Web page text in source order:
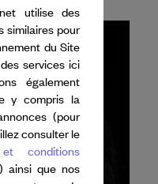
utilise des
similaires pour
du Site
services ici
également
y compris la
(pour
consulter le
conditions
) ainsi que nos